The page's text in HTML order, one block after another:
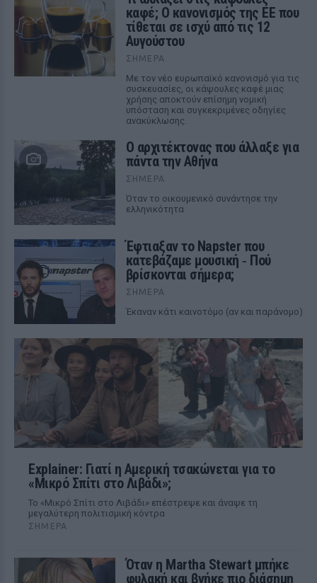
καφέ; Ο κανονισμός της ΕΕ που
τίθεται σε ισχύ από τις 12
Αυγούστου
ΣΉΜΕΡΑ
Με τον νέο ευρωπαϊκό κανονισμό για τις
συσκευασίες, οι κάψουλες καφέ μιας
χρήσης αποκτούν επίσημη νομική
υπόσταση και συγκεκριμένες οδηγίες
ανακύκλωσης.
Ο αρχιτέκτονας που άλλαξε για
πάντα την Αθήνα
ΣΉΜΕΡΑ
Όταν το οικουμενικό συνάντησε την
ελληνικότητα
Έφτιαξαν το Napster που
κατεβάζαμε μουσική ‑ Πού
βρίσκονται σήμερα;
ΣΉΜΕΡΑ
Έκαναν κάτι καινοτόμο (αν και παράνομο)
Explainer: Γιατί η Αμερική τσακώνεται για το
«Μικρό Σπίτι στο Λιβάδι»;
Το «Μικρό Σπίτι στο Λιβάδι» επέστρεψε και άναψε τη
μεγαλύτερη πολιτισμική κόντρα
ΣΉΜΕΡΑ
Όταν η Martha Stewart μπήκε
φυλακή και βγήκε πιο διάσημη